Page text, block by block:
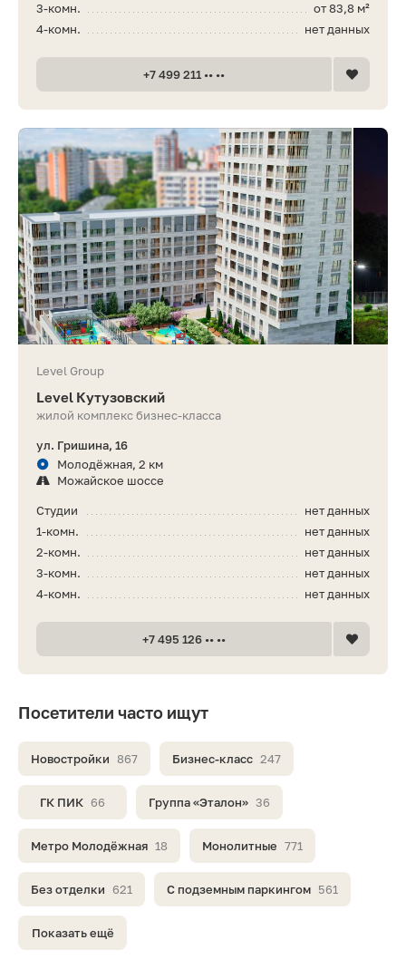
Посетители часто ищут
Новостройки 867 Бизнес-класс 247
ГК ПИК 66 Группа «Эталон» 36
Метро Молодёжная 18 Монолитные 771
Без отделки 621 С подземным паркингом 561
Показать ещё
от 83,8 м²
3-комн.
нет данных
4-комн.
+7 499 211 •• ••
Level Group
Level Кутузовский
жилой комплекс бизнес-класса
ул. Гришина, 16
Молодёжная, 2 км
Можайское шоссе
нет данных
Студии
нет данных
1-комн.
нет данных
2-комн.
нет данных
3-комн.
нет данных
4-комн.
+7 495 126 •• ••